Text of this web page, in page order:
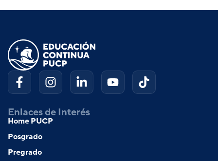
Enlaces de Interés
Home PUCP
Posgrado
Pregrado